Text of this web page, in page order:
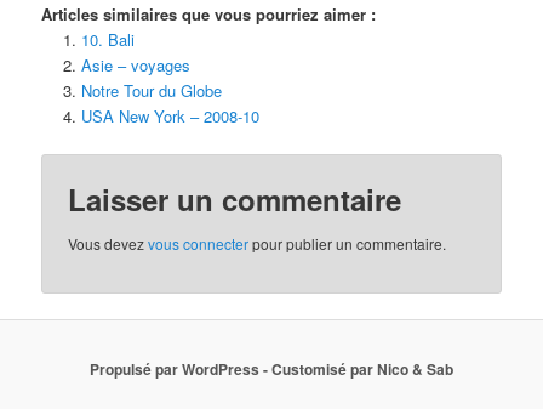
Articles similaires que vous pourriez aimer :
10. Bali
Asie – voyages
Notre Tour du Globe
USA New York – 2008-10
Laisser un commentaire
Vous devezvous connecterpour publier un commentaire.
Propulsé par WordPress - Customisé par Nico & Sab